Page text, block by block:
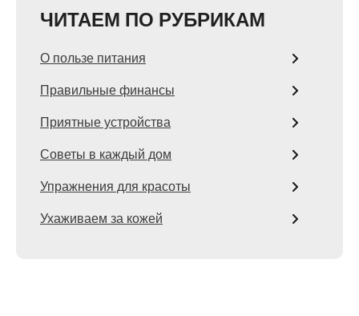
ЧИТАЕМ ПО РУБРИКАМ
О пользе питания
Правильные финансы
Приятные устройства
Советы в каждый дом
Упражнения для красоты
Ухаживаем за кожей